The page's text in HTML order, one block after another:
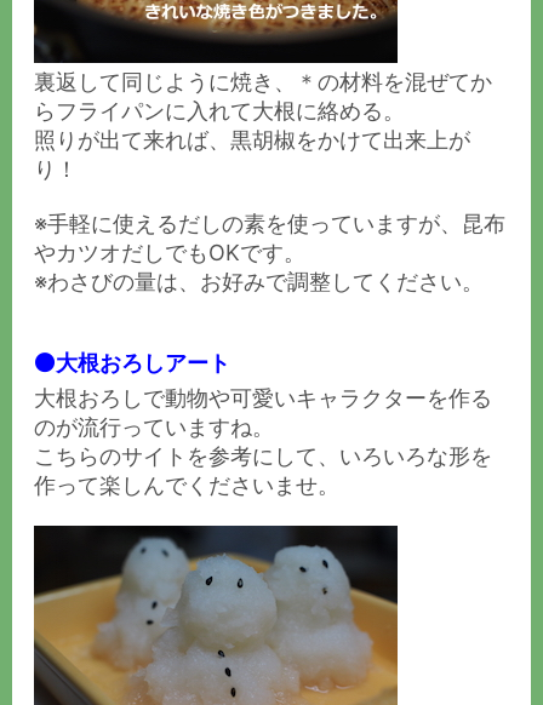
裏返して同じように焼き、＊の材料を混ぜてか
らフライパンに入れて大根に絡める。
照りが出て来れば、黒胡椒をかけて出来上が
り！
※手軽に使えるだしの素を使っていますが、昆布
やカツオだしでもOKです。
※わさびの量は、お好みで調整してください。
⚫️大根おろしアート
大根おろしで動物や可愛いキャラクターを作る
のが流行っていますね。
こちらのサイトを参考にして、いろいろな形を
作って楽しんでくださいませ。